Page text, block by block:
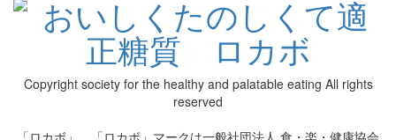
Copyright society for the healthy and palatable eating All rights
reserved